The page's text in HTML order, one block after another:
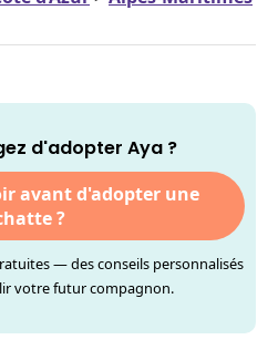
d'adopter Aya ?
avant d'adopter une
?
— des conseils personnalisés
votre futur compagnon.